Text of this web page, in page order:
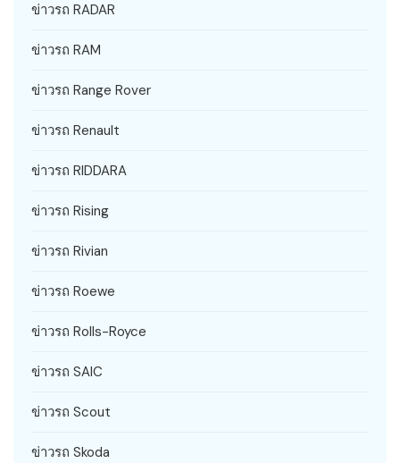
ข่าวรถ RADAR
ข่าวรถ RAM
ข่าวรถ Range Rover
ข่าวรถ Renault
ข่าวรถ RIDDARA
ข่าวรถ Rising
ข่าวรถ Rivian
ข่าวรถ Roewe
ข่าวรถ Rolls-Royce
ข่าวรถ SAIC
ข่าวรถ Scout
ข่าวรถ Skoda